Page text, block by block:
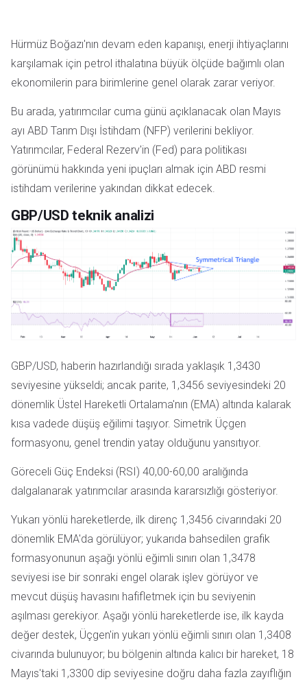
Hürmüz Boğazı'nın devam eden kapanışı, enerji ihtiyaçlarını
karşılamak için petrol ithalatına büyük ölçüde bağımlı olan
ekonomilerin para birimlerine genel olarak zarar veriyor.
Bu arada, yatırımcılar cuma günü açıklanacak olan Mayıs
ayı ABD Tarım Dışı İstihdam (NFP) verilerini bekliyor.
Yatırımcılar, Federal Rezerv'in (Fed) para politikası
görünümü hakkında yeni ipuçları almak için ABD resmi
istihdam verilerine yakından dikkat edecek.
GBP/USD teknik analizi
GBP/USD, haberin hazırlandığı sırada yaklaşık 1,3430
seviyesine yükseldi; ancak parite, 1,3456 seviyesindeki 20
dönemlik Üstel Hareketli Ortalama'nın (EMA) altında kalarak
kısa vadede düşüş eğilimi taşıyor. Simetrik Üçgen
formasyonu, genel trendin yatay olduğunu yansıtıyor.
Göreceli Güç Endeksi (RSI) 40,00-60,00 aralığında
dalgalanarak yatırımcılar arasında kararsızlığı gösteriyor.
Yukarı yönlü hareketlerde, ilk direnç 1,3456 civarındaki 20
dönemlik EMA'da görülüyor; yukarıda bahsedilen grafik
formasyonunun aşağı yönlü eğimli sınırı olan 1,3478
seviyesi ise bir sonraki engel olarak işlev görüyor ve
mevcut düşüş havasını hafifletmek için bu seviyenin
aşılması gerekiyor. Aşağı yönlü hareketlerde ise, ilk kayda
değer destek, Üçgen'in yukarı yönlü eğimli sınırı olan 1,3408
civarında bulunuyor; bu bölgenin altında kalıcı bir hareket, 18
Mayıs'taki 1,3300 dip seviyesine doğru daha fazla zayıflığın